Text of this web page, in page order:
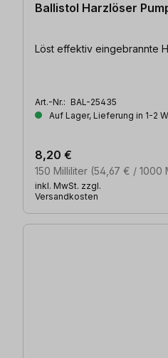
Ballistol Harzlöser
Löst effektiv eingebrannte
Art.-Nr.: BAL-25435
Auf Lager, Lieferung in 1-2
150 Milliliter (54,67 € / 1000
8,20 €
inkl. MwSt. zzgl.
Versandkosten